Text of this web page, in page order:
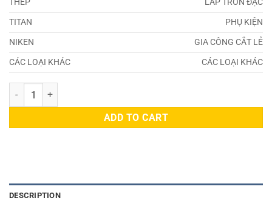
THÉP
LÁP TRÒN ĐẶC
TITAN
PHỤ KIỆN
NIKEN
GIA CÔNG CẮT LẺ
CÁC LOẠI KHÁC
CÁC LOẠI KHÁC
Tấm Inox 317L 190mm quantity
ADD TO CART
DESCRIPTION